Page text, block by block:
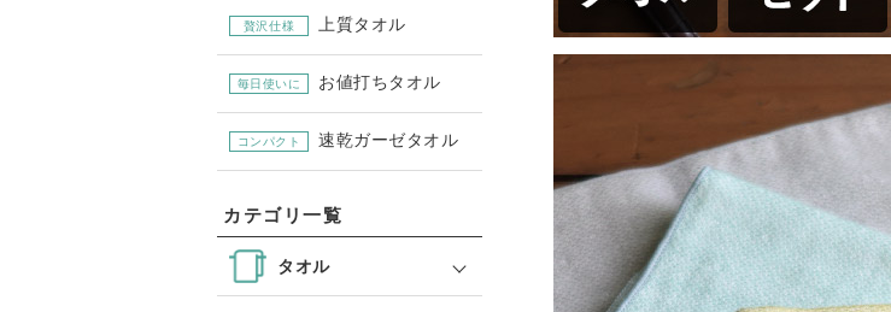
贅沢仕様 上質タオル
毎日使いに お値打ちタオル
コンパクト 速乾ガーゼタオル
カテゴリ一覧
タオル